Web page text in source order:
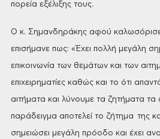
πορεία εξέλιξης τους.
Ο κ. Σημανδηράκης αφού
επισήμανε πως: «Έχει πολλή μεγάλη
επικοινωνία των θεμάτων και των
επιχειρηματίες καθώς και το ότι
αιτήματα και λύνουμε τα ζητήματα τα
παράδειγμα αποτελεί το ζήτημα της
σημειώσει μεγάλη πρόοδο και έχει